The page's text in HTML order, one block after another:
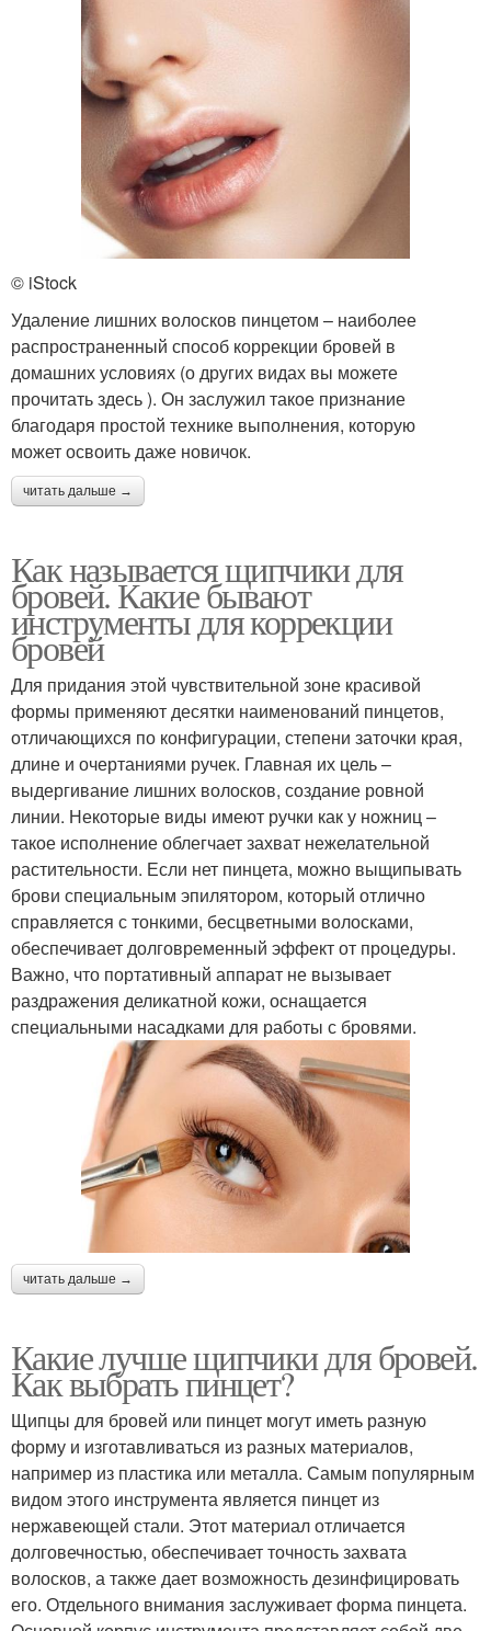
© iStock
Удаление лишних волосков пинцетом – наиболее
распространенный способ коррекции бровей в
домашних условиях (о других видах вы можете
прочитать здесь ). Он заслужил такое признание
благодаря простой технике выполнения, которую
может освоить даже новичок.
читать дальше →
Как называется щипчики для
бровей. Какие бывают
инструменты для коррекции
бровей
Для придания этой чувствительной зоне красивой
формы применяют десятки наименований пинцетов,
отличающихся по конфигурации, степени заточки края,
длине и очертаниями ручек. Главная их цель –
выдергивание лишних волосков, создание ровной
линии. Некоторые виды имеют ручки как у ножниц –
такое исполнение облегчает захват нежелательной
растительности. Если нет пинцета, можно выщипывать
брови специальным эпилятором, который отлично
справляется с тонкими, бесцветными волосками,
обеспечивает долговременный эффект от процедуры.
Важно, что портативный аппарат не вызывает
раздражения деликатной кожи, оснащается
специальными насадками для работы с бровями.
читать дальше →
Какие лучше щипчики для бровей.
Как выбрать пинцет?
Щипцы для бровей или пинцет могут иметь разную
форму и изготавливаться из разных материалов,
например из пластика или металла. Самым популярным
видом этого инструмента является пинцет из
нержавеющей стали. Этот материал отличается
долговечностью, обеспечивает точность захвата
волосков, а также дает возможность дезинфицировать
его. Отдельного внимания заслуживает форма пинцета.